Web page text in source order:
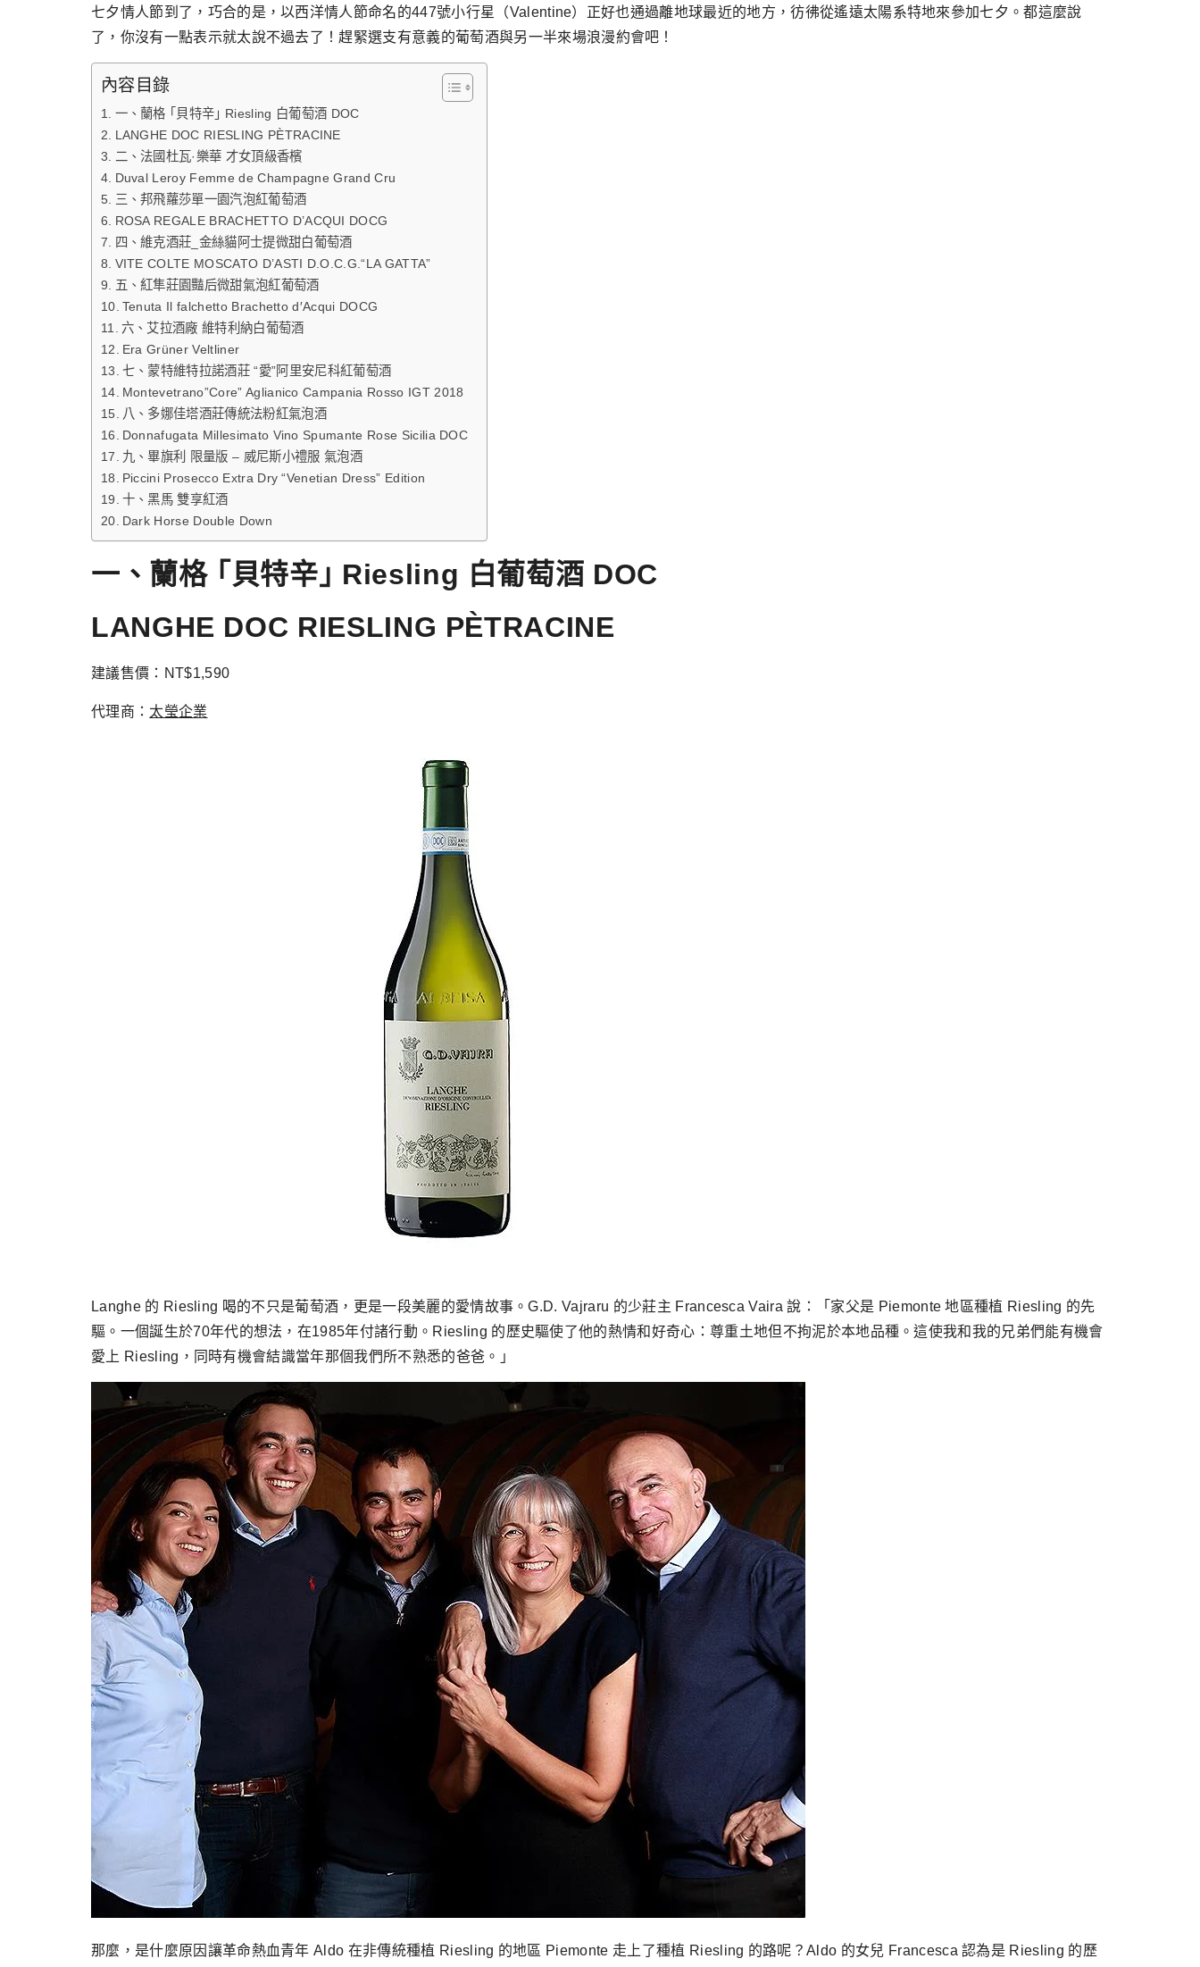
七夕情人節到了，巧合的是，以西洋情人節命名的447號小行星（Valentine）正好也通過離地球最近的地方，彷彿從遙遠太陽系特地來參加七夕。都這麼說
了，你沒有一點表示就太說不過去了！趕緊選支有意義的葡萄酒與另一半來場浪漫約會吧！
內容目錄
一、蘭格 ｢貝特辛｣ Riesling 白葡萄酒 DOC
LANGHE DOC RIESLING PÈTRACINE
二、法國杜瓦·樂華 才女頂級香檳
Duval Leroy Femme de Champagne Grand Cru
三、邦飛蘿莎單一園汽泡紅葡萄酒
ROSA REGALE BRACHETTO D’ACQUI DOCG
四、維克酒莊_金絲貓阿士提微甜白葡萄酒
VITE COLTE MOSCATO D’ASTI D.O.C.G.“LA GATTA”
五、紅隼莊園豔后微甜氣泡紅葡萄酒
Tenuta Il falchetto Brachetto d′Acqui DOCG
六、艾拉酒廠 維特利納白葡萄酒
Era Grüner Veltliner
七、蒙特維特拉諾酒莊 “愛”阿里安尼科紅葡萄酒
Montevetrano”Core” Aglianico Campania Rosso IGT 2018
八、多娜佳塔酒莊傳統法粉紅氣泡酒
Donnafugata Millesimato Vino Spumante Rose Sicilia DOC
九、畢旗利 限量版 – 威尼斯小禮服 氣泡酒
Piccini Prosecco Extra Dry “Venetian Dress” Edition
十、黑馬 雙享紅酒
Dark Horse Double Down
一、蘭格 ｢貝特辛｣ Riesling 白葡萄酒 DOC
LANGHE DOC RIESLING PÈTRACINE
建議售價：NT$1,590
代理商： 太瑩企業
Langhe 的 Riesling 喝的不只是葡萄酒，更是一段美麗的愛情故事。G.D. Vajraru 的少莊主 Francesca Vaira 說：「家父是 Piemonte 地區種植 Riesling 的先
驅。一個誕生於70年代的想法，在1985年付諸行動。Riesling 的歷史驅使了他的熱情和好奇心：尊重土地但不拘泥於本地品種。這使我和我的兄弟們能有機會
愛上 Riesling，同時有機會結識當年那個我們所不熟悉的爸爸。」
那麼，是什麼原因讓革命熱血青年 Aldo 在非傳統種植 Riesling 的地區 Piemonte 走上了種植 Riesling 的路呢？Aldo 的女兒 Francesca 認為是 Riesling 的歷